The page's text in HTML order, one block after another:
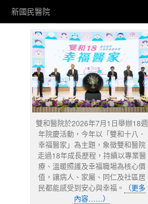
新國民醫院
雙和醫院於2026年7月1日舉辦18週
年院慶活動，今年以「雙和十八．
幸福醫家」為主題，象徵雙和醫院
走過18年成長歷程，持續以專業醫
療、溫暖照護及幸福職場為核心價
值，讓病人、家屬、同仁及社區居
民都能感受到安心與幸福。
（更多
內容……）